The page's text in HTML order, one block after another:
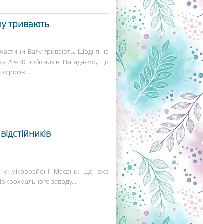
тривають
частини Валу тривають. Щодня на
20–30 робітників. Нагадаємо, що
років....
у мікрорайоні Масани, що вже
крохмального заводу....